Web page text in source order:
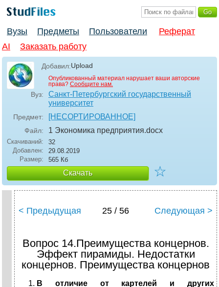
Вузы Предметы Пользователи
Реферат
AI
Заказать работу
Добавил:Upload
Опубликованный материал нарушает ваши авторские
права? Сообщите нам.
Вуз:
Санкт-Петербургский государственный
университет
Предмет: [НЕСОРТИРОВАННОЕ]
Файл: 1 Экономика предприятия.docx
Скачиваний:
32
Добавлен:
29.08.2019
Размер:
565 Кб
Скачать ☆
< Предыдущая 25 / 56 Следующая >
Вопрос 14.Преимущества концернов.
Эффект пирамиды. Недостатки
концернов. Преимущества концернов
В отличие от картелей и других